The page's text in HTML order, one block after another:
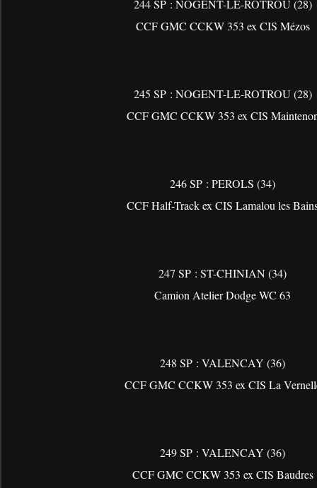
244 SP : NOGENT-LE-ROTROU (28)
CCF GMC CCKW 353 ex CIS Mézos
245 SP : NOGENT-LE-ROTROU (28)
CCF GMC CCKW 353 ex CIS
246 SP : PEROLS (34)
CCF Half-Track ex CIS Lamalou les
247 SP : ST-CHINIAN (34)
Camion Atelier Dodge WC 63
248 SP : VALENCAY (36)
CCF GMC CCKW 353 ex CIS La
249 SP : VALENCAY (36)
CCF GMC CCKW 353 ex CIS Baudres